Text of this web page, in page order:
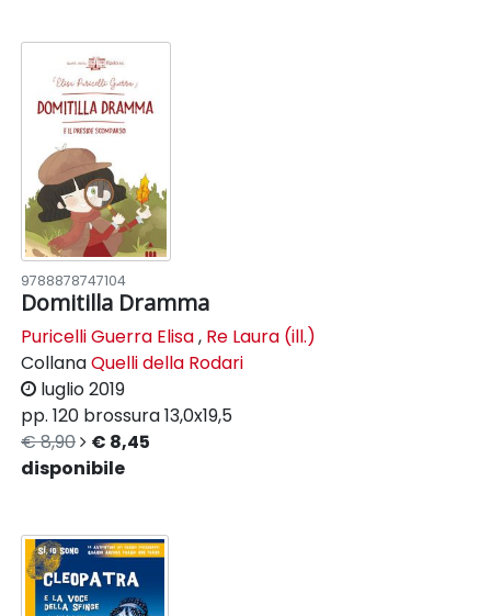
9788878747104
Domitilla Dramma
Puricelli Guerra Elisa, Re Laura (ill.)
CollanaQuelli della Rodari
luglio 2019
pp. 120 brossura13,0x19,5
€ 8,90
€ 8,45
disponibile